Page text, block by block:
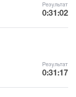
Результат
0:31:02
Результат
0:31:17